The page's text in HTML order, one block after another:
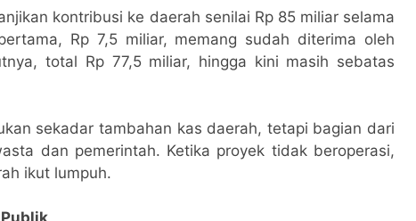
kontribusi ke daerah senilai Rp 85 miliar selama
Rp 7,5 miliar, memang sudah diterima oleh
total Rp 77,5 miliar, hingga kini masih sebatas
sekadar tambahan kas daerah, tetapi bagian dari
dan pemerintah. Ketika proyek tidak beroperasi,
ikut lumpuh.